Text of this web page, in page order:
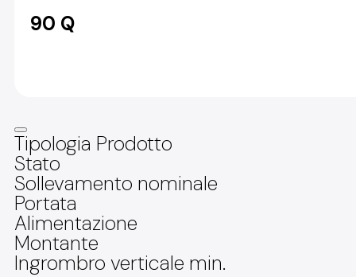
90 Q
Tipologia Prodotto
Stato
Sollevamento nominale
Portata
Alimentazione
Montante
Ingrombro verticale min.